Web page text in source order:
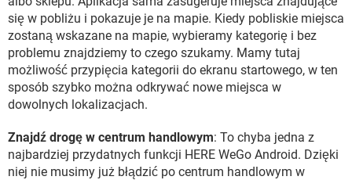
się w pobliżu i pokazuje je na mapie. Kiedy pobliskie miejsca
zostaną wskazane na mapie, wybieramy kategorię i bez
problemu znajdziemy to czego szukamy. Mamy tutaj
możliwość przypięcia kategorii do ekranu startowego, w ten
sposób szybko można odkrywać nowe miejsca w
dowolnych lokalizacjach.
Znajdź drogę w centrum handlowym: To chyba jedna z
najbardziej przydatnych funkcji HERE WeGo Android. Dzięki
niej nie musimy już błądzić po centrum handlowym w